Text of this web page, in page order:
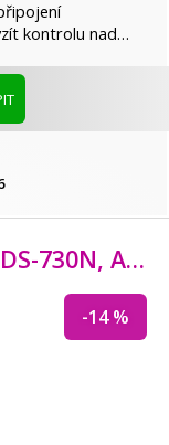
kontrolu nad…
Epson skener WorkForce DS-730N, A4, USB, 600dpi, ADF-síťový, 3 roky záruka po reg.
-14 %